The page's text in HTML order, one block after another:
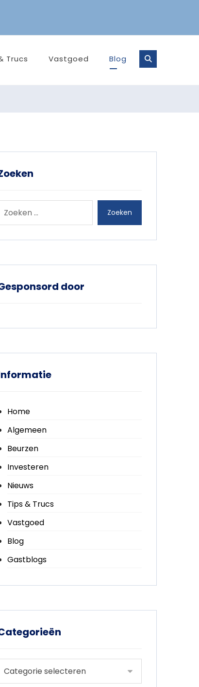
Trucs Vastgoed Blog
Zoeken
door
Home
Algemeen
Beurzen
Investeren
Nieuws
Tips & Trucs
Vastgoed
Blog
Gastblogs